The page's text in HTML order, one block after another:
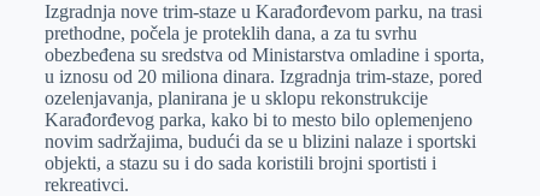
Izgradnja nove trim-staze u Karađorđevom parku, na trasi
prethodne, počela je proteklih dana, a za tu svrhu
obezbeđena su sredstva od Ministarstva omladine i sporta,
u iznosu od 20 miliona dinara. Izgradnja trim-staze, pored
ozelenjavanja, planirana je u sklopu rekonstrukcije
Karađorđevog parka, kako bi to mesto bilo oplemenjeno
novim sadržajima, budući da se u blizini nalaze i sportski
objekti, a stazu su i do sada koristili brojni sportisti i
rekreativci.